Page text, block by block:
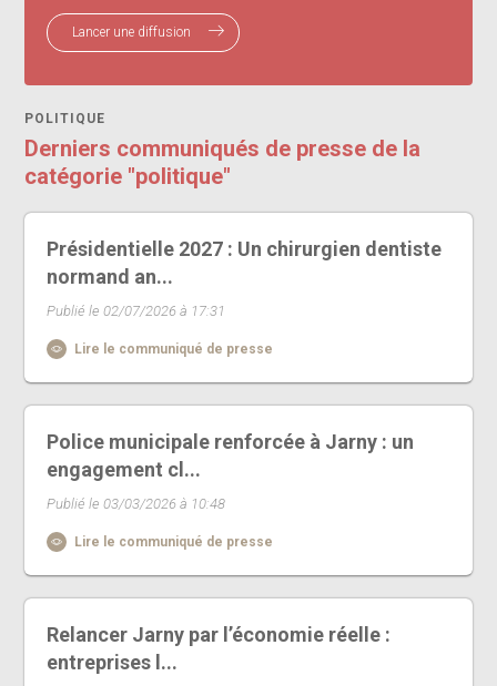
Lancer une diffusion
POLITIQUE
Derniers communiqués de presse de la
catégorie "politique"
Présidentielle 2027 : Un chirurgien dentiste
normand an...
Publié le 02/07/2026 à 17:31
Lire le communiqué de presse
Police municipale renforcée à Jarny : un
engagement cl...
Publié le 03/03/2026 à 10:48
Lire le communiqué de presse
Relancer Jarny par l’économie réelle :
entreprises l...